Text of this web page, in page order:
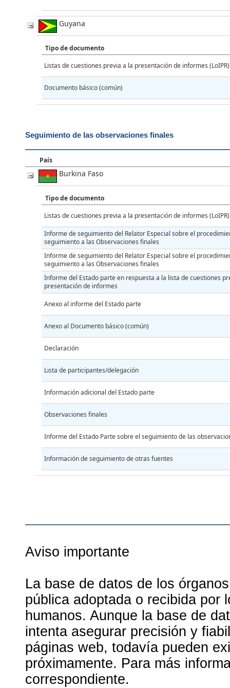
Guyana
Tipo de documento
Listas de cuestiones previa a la presentación de informes (LoIPR)
Documento básico (común)
Seguimiento de las observaciones finales
País
Burkina Faso
Tipo de documento
Listas de cuestiones previa a la presentación de informes (LoIPR)
Informe de seguimiento del Relator Especial sobre el
seguimiento a las Observaciones finales
Informe de seguimiento del Relator Especial sobre el
seguimiento a las Observaciones finales
Informe del Estado parte en respuesta a la lista de cuestiones
presentación de informes
Anexo al informe del Estado parte
Anexo al Documento básico (común)
Declaración
Lista de participantes/delegación
Información adicional del Estado parte
Observaciones finales
Informe del Estado Parte sobre el seguimiento de las
Información de seguimiento de otras fuentes
Aviso importante
La base de datos de los
pública adoptada o recibida por
humanos. Aunque la base de
intenta asegurar precisión y
páginas web, todavía pueden
próximamente. Para más
correspondiente.